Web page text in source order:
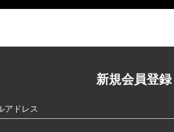
新規会員登録
アドレス